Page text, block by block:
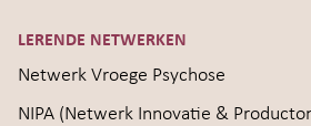
LERENDE NETWERKEN
Netwerk Vroege Psychose
NIPA (Netwerk Innovatie &